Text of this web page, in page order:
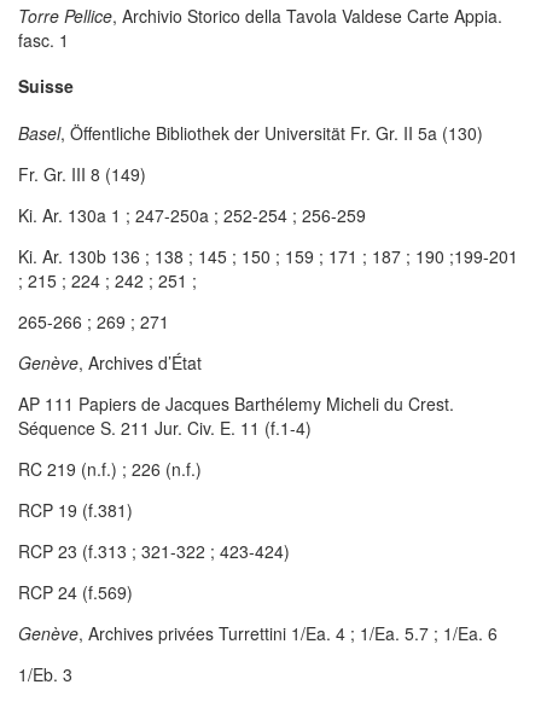
Torre Pellice, Archivio Storico della Tavola Valdese Carte Appia.
fasc. 1
Suisse
Basel, Öffentliche Bibliothek der Universität Fr. Gr. II 5a (130)
Fr. Gr. III 8 (149)
Ki. Ar. 130a 1 ; 247-250a ; 252-254 ; 256-259
Ki. Ar. 130b 136 ; 138 ; 145 ; 150 ; 159 ; 171 ; 187 ; 190 ;199-201
; 215 ; 224 ; 242 ; 251 ;
265-266 ; 269 ; 271
Genève, Archives d’État
AP 111 Papiers de Jacques Barthélemy Micheli du Crest.
Séquence S. 211 Jur. Civ. E. 11 (f.1-4)
RC 219 (n.f.) ; 226 (n.f.)
RCP 19 (f.381)
RCP 23 (f.313 ; 321-322 ; 423-424)
RCP 24 (f.569)
Genève, Archives privées Turrettini 1/Ea. 4 ; 1/Ea. 5.7 ; 1/Ea. 6
1/Eb. 3